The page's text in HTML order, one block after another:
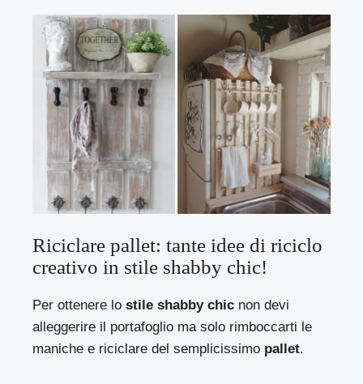
Riciclare pallet: tante idee di riciclo
creativo in stile shabby chic!
Per ottenere lostile shabby chic non devi
alleggerire il portafoglio ma solo rimboccarti le
maniche e riciclare del semplicissimo pallet.